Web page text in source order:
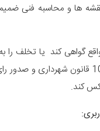
ها و محاسبه فنی
مندرج در تبصره یک ماده 100
کند.